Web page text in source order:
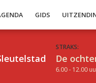
GIDS
STRAKS:
De
6.00 - 12.00